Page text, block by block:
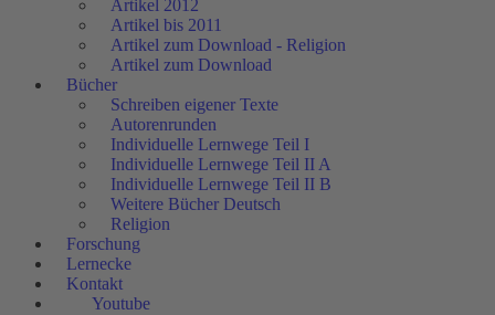
Artikel 2012
Artikel bis 2011
Artikel zum Download - Religion
Artikel zum Download
Bücher
Schreiben eigener Texte
Autorenrunden
Individuelle Lernwege Teil I
Individuelle Lernwege Teil II A
Individuelle Lernwege Teil II B
Weitere Bücher Deutsch
Religion
Forschung
Lernecke
Kontakt
Youtube